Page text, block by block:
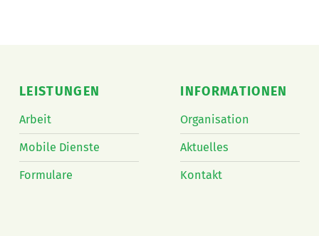
LEISTUNGEN
Arbeit
Mobile Dienste
Formulare
INFORMATIONEN
Organisation
Aktuelles
Kontakt